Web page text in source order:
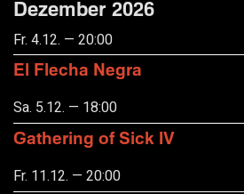
Dezember 2026
Fr. 4.12. — 20:00
El Flecha Negra
Sa. 5.12. — 18:00
Gathering of Sick IV
Fr. 11.12. — 20:00